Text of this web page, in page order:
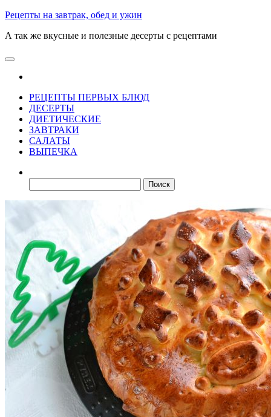
Skip
the
Рецепты на завтрак, обед и ужин
А так же вкусные и полезные десерты с рецептами
РЕЦЕПТЫ ПЕРВЫХ БЛЮД
ДЕСЕРТЫ
ДИЕТИЧЕСКИЕ
ЗАВТРАКИ
САЛАТЫ
ВЫПЕЧКА